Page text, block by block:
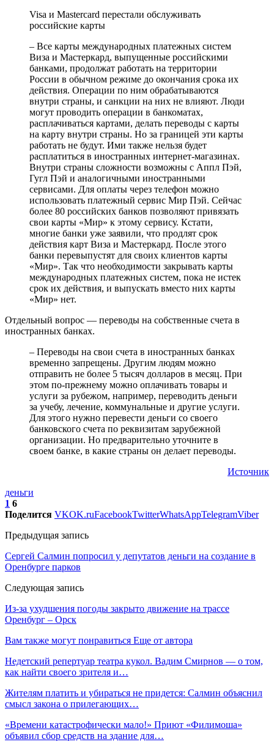
Visa и Mastercard перестали обслуживать
российские карты
– Все карты международных платежных систем
Виза и Мастеркард, выпущенные российскими
банками, продолжат работать на территории
России в обычном режиме до окончания срока их
действия. Операции по ним обрабатываются
внутри страны, и санкции на них не влияют. Люди
могут проводить операции в банкоматах,
расплачиваться картами, делать переводы с карты
на карту внутри страны. Но за границей эти карты
работать не будут. Ими также нельзя будет
расплатиться в иностранных интернет-магазинах.
Внутри страны сложности возможны с Аппл Пэй,
Гугл Пэй и аналогичными иностранными
сервисами. Для оплаты через телефон можно
использовать платежный сервис Мир Пэй. Сейчас
более 80 российских банков позволяют привязать
свои карты «Мир» к этому сервису. Кстати,
многие банки уже заявили, что продлят срок
действия карт Виза и Мастеркард. После этого
банки перевыпустят для своих клиентов карты
«Мир». Так что необходимости закрывать карты
международных платежных систем, пока не истек
срок их действия, и выпускать вместо них карты
«Мир» нет.
Отдельный вопрос — переводы на собственные счета в
иностранных банках.
– Переводы на свои счета в иностранных банках
временно запрещены. Другим людям можно
отправить не более 5 тысяч долларов в месяц. При
этом по-прежнему можно оплачивать товары и
услуги за рубежом, например, переводить деньги
за учебу, лечение, коммунальные и другие услуги.
Для этого нужно перевести деньги со своего
банковского счета по реквизитам зарубежной
организации. Но предварительно уточните в
своем банке, в какие страны он делает переводы.
Источник
деньги
1 6
Поделится VKOK.ruFacebookTwitterWhatsAppTelegramViber
Предыдущая запись
Сергей Салмин попросил у депутатов деньги на создание в
Оренбурге парков
Следующая запись
Из-за ухудшения погоды закрыто движение на трассе
Оренбург – Орск
Вам также могут понравиться Еще от автора
Недетский репертуар театра кукол. Вадим Смирнов — о том,
как найти своего зрителя и…
Жителям платить и убираться не придется: Салмин объяснил
смысл закона о прилегающих…
«Времени катастрофически мало!» Приют «Филимоша»
объявил сбор средств на здание для…